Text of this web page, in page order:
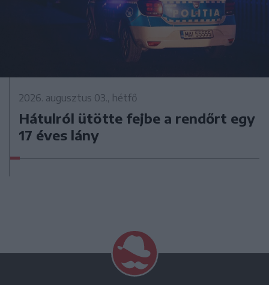
2026. augusztus 03., hétfő
Hátulról ütötte fejbe a rendőrt egy
17 éves lány